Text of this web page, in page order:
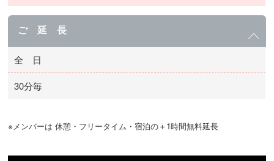
ご 延 長
全 日
30分毎
※メンバーは 休憩・フリータイム・宿泊の＋1時間無料延長